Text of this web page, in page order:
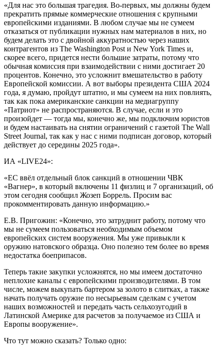
«Для нас это большая трагедия. Во-первых, мы должны будем
прекратить прямые коммерческие отношения с крупными
европейскими изданиями. В любом случае мы не сумеем
отказаться от публикации нужных нам материалов в них, но
будем делать это с двойной аккуратностью через наших
контрагентов из The Washington Post и New York Times и,
скорее всего, придется нести большие затраты, потому что
обычная комиссия при взаимодействии с ними достигает 20
процентов. Конечно, это усложнит вмешательство в работу
Европейской комиссии. А вот выборы президента США 2024
года, я думаю, пройдут штатно, и мы сумеем на них повлиять,
так как пока американские санкции на медиагруппу
«Патриот» не распространяются. В случае, если и это
произойдет — тогда мы, конечно же, мы подключим юристов
и будем настаивать на снятии ограничений с газетой The Wall
Street Journal, так как у нас с ними подписан договор, который
действует до середины 2025 года».
ИА «LIVE24»:
«ЕС ввёл отдельный блок санкций в отношении ЧВК
«Вагнер», в который включены 11 физлиц и 7 организаций, об
этом сегодня сообщил Жозеп Боррель. Просим вас
прокомментировать данную информацию.»
Е.В. Пригожин: «Конечно, это затруднит работу, потому что
мы не сумеем пользоваться необходимым объемом
европейских систем вооружения. Мы уже привыкли к
оружию натовского образца. Оно полезно тем более во время
недостатка боеприпасов.
Теперь такие закупки усложнятся, но мы имеем достаточно
неплохие каналы с европейскими производителями. В том
числе, можем выкупать бартером за золото в слитках, а также
начать получать оружие по несырьевым сделкам с учетом
наших возможностей и передать часть сельхозугодий в
Латинской Америке для расчетов за получаемое из США и
Европы вооружение».
Что тут можно сказать? Только одно: